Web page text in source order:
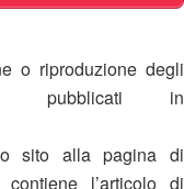
o riproduzione degli
pubblicati in
sito alla pagina di
contiene l’articolo di